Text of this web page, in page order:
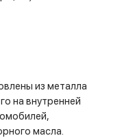
из металла
на внутренней
масла.